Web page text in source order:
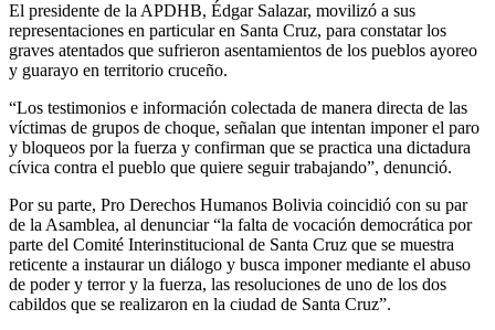
El presidente de la APDHB, Édgar Salazar, movilizó a sus
representaciones en particular en Santa Cruz, para constatar los
graves atentados que sufrieron asentamientos de los pueblos ayoreo
y guarayo en territorio cruceño.
“Los testimonios e información colectada de manera directa de las
víctimas de grupos de choque, señalan que intentan imponer el paro
y bloqueos por la fuerza y confirman que se practica una dictadura
cívica contra el pueblo que quiere seguir trabajando”, denunció.
Por su parte, Pro Derechos Humanos Bolivia coincidió con su par
de la Asamblea, al denunciar “la falta de vocación democrática por
parte del Comité Interinstitucional de Santa Cruz que se muestra
reticente a instaurar un diálogo y busca imponer mediante el abuso
de poder y terror y la fuerza, las resoluciones de uno de los dos
cabildos que se realizaron en la ciudad de Santa Cruz”.